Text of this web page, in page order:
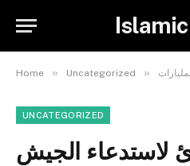
Home » Uncategorized »
UNCATEGORIZED
لاستدعاء الجيش